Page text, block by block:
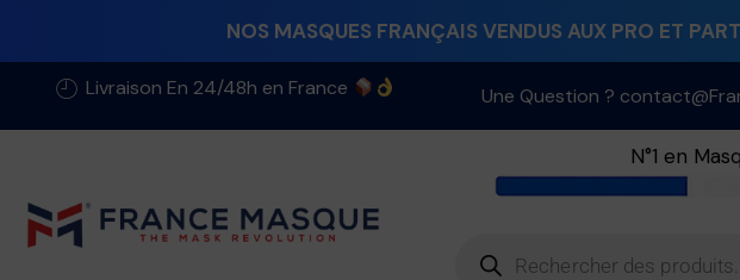
NOS MASQUES FRANÇAIS VENDUS AUX PRO ET
Livraison En 24/48h en France Une Question ?
N°1 en